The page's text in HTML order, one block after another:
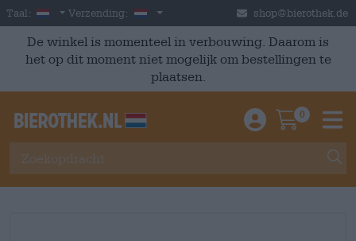
Skip to main content
Taal: Dutch
Verzending: Nederland shop@bierothek.de
De winkel is momenteel in verbouwing. Daarom is
het op dit moment niet mogelijk om bestellingen te
plaatsen.
Einloggen /
0